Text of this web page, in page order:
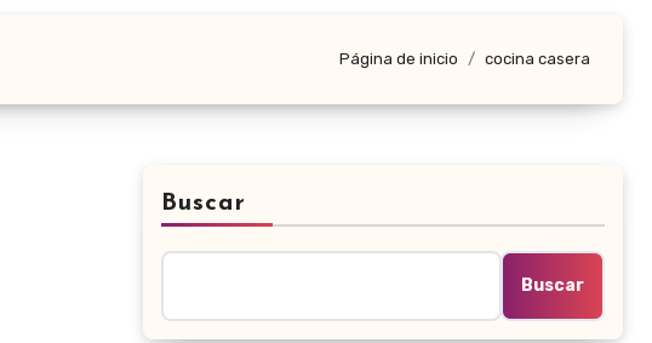
Página de inicio cocina casera
Buscar
Buscar